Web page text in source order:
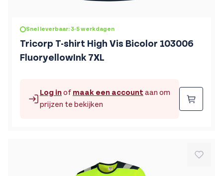
Snel leverbaar: 3-5 werkdagen
Tricorp T-shirt High Vis Bicolor 103006
FluoryellowInk 7XL
Log inof maak een account aan om
prijzen te bekijken